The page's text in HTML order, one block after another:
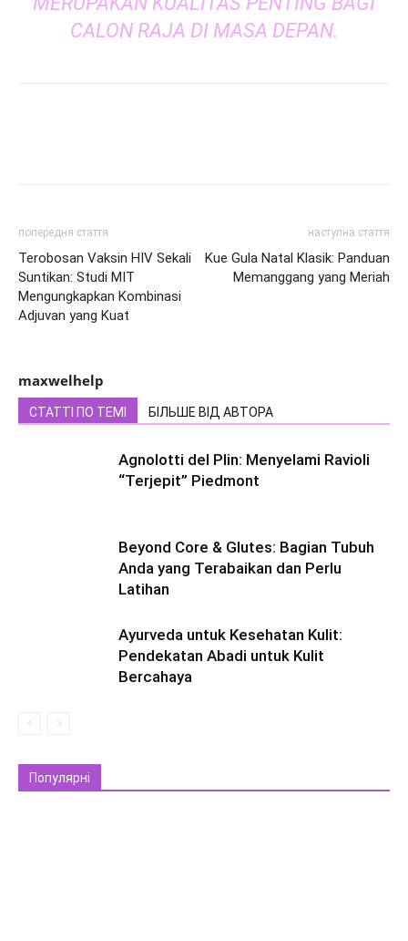
CALON RAJA DI MASA DEPAN.
попередня стаття
Terobosan Vaksin HIV Sekali
Suntikan: Studi MIT
Mengungkapkan Kombinasi
Adjuvan yang Kuat
наступна стаття
Kue Gula Natal Klasik: Panduan
Memanggang yang Meriah
maxwelhelp
СТАТТІ ПО ТЕМІ БІЛЬШЕ ВІД АВТОРА
Agnolotti del Plin: Menyelami Ravioli
“Terjepit” Piedmont
Beyond Core & Glutes: Bagian Tubuh
Anda yang Terabaikan dan Perlu
Latihan
Ayurveda untuk Kesehatan Kulit:
Pendekatan Abadi untuk Kulit
Bercahaya
Популярні